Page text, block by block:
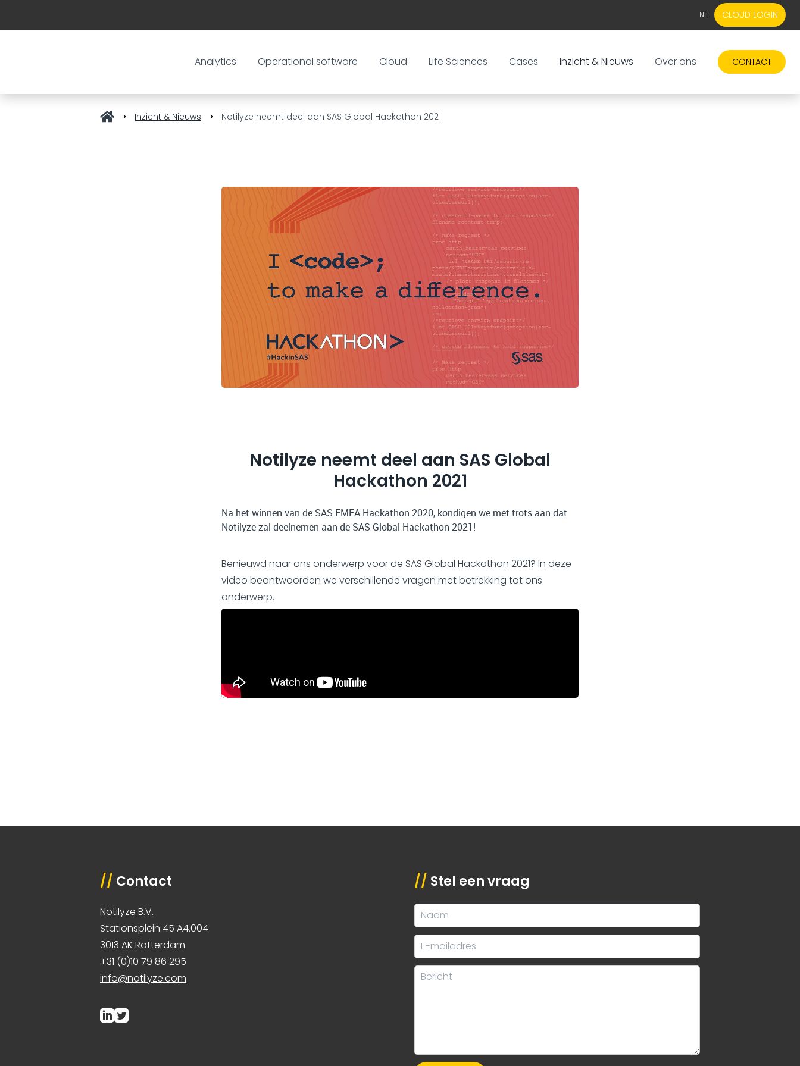
NL CLOUD LOGIN
Analytics Operational software Cloud Life Sciences Cases Inzicht & Nieuws Over ons CONTACT
Inzicht & Nieuws Notilyze neemt deel aan SAS Global Hackathon 2021
Notilyze neemt deel aan SAS Global
Hackathon 2021
Na het winnen van de SAS EMEA Hackathon 2020, kondigen we met trots aan dat
Notilyze zal deelnemen aan de SAS Global Hackathon 2021!
Benieuwd naar ons onderwerp voor de SAS Global Hackathon 2021? In deze
video beantwoorden we verschillende vragen met betrekking tot ons
onderwerp.
// Contact
Notilyze B.V.
Stationsplein 45 A4.004
3013 AK Rotterdam
+31 (0)10 79 86 295
info@notilyze.com
// Stel een vraag